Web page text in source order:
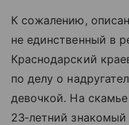
К сожалению,
не единственный в
Краснодарский
по делу о
девочкой. На
23‑летний